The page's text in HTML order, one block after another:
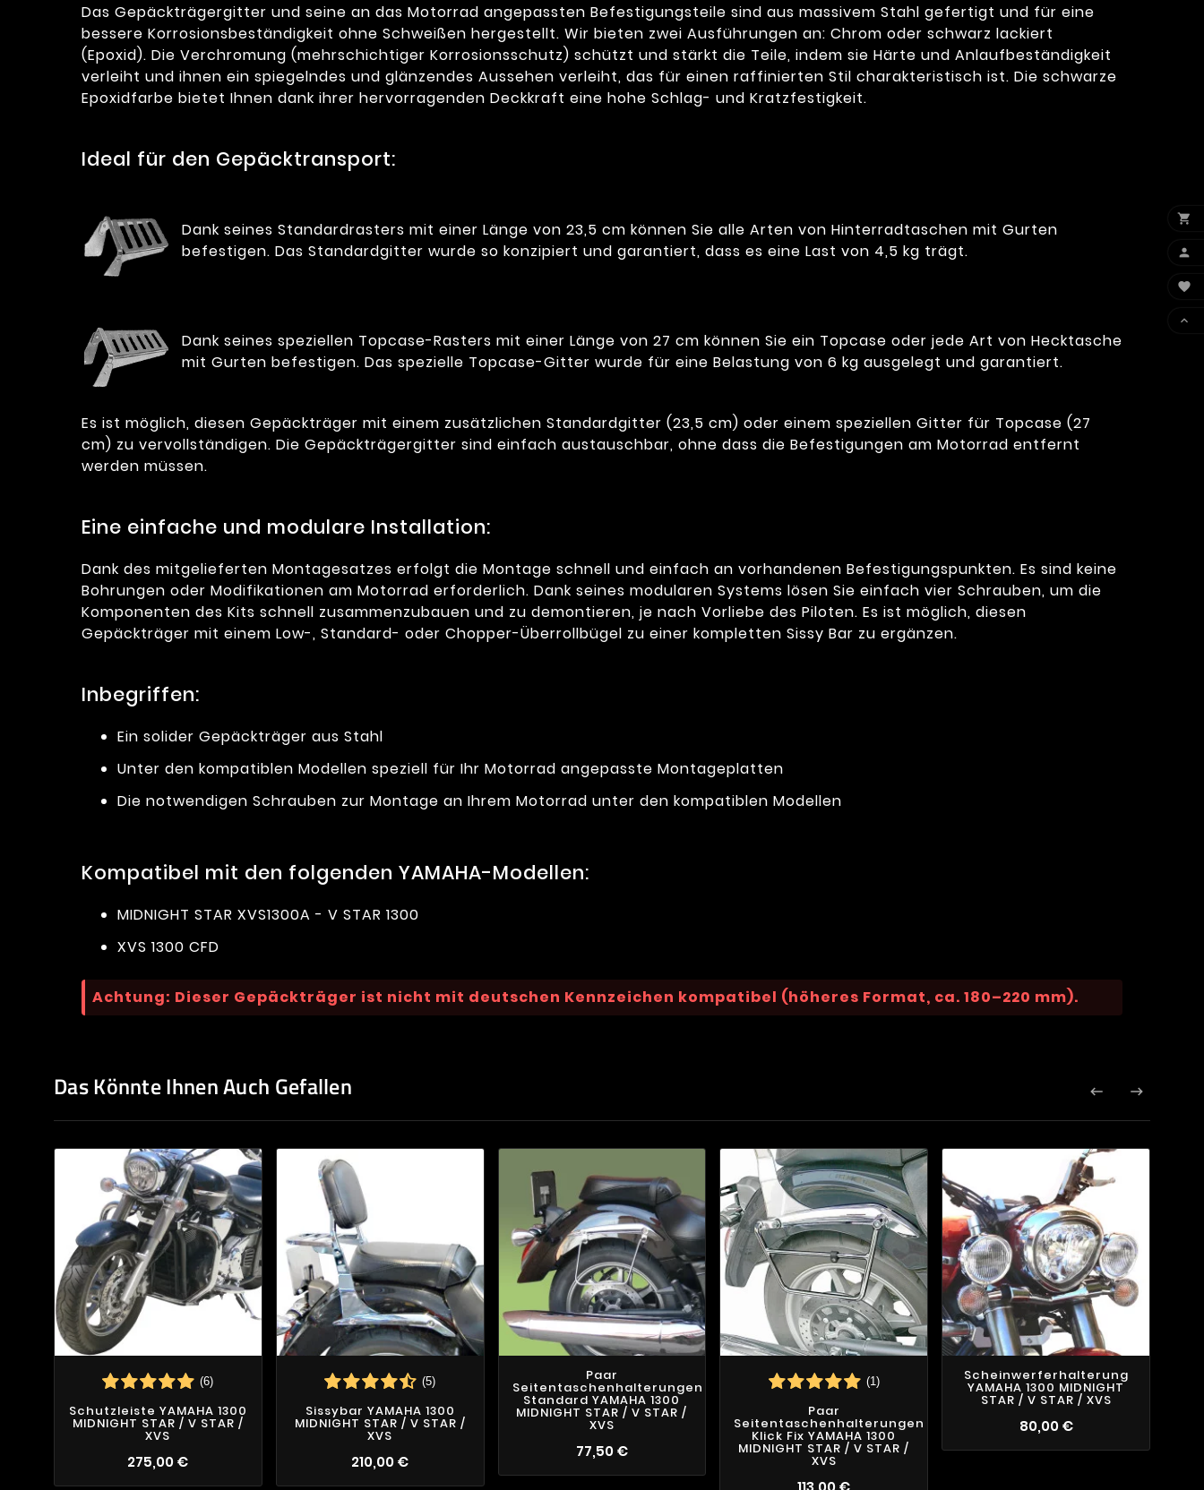
Das Gepäckträgergitter und seine an das Motorrad angepassten Befestigungsteile sind aus massivem Stahl gefertigt und für eine
bessere Korrosionsbeständigkeit ohne Schweißen hergestellt. Wir bieten zwei Ausführungen an: Chrom oder schwarz lackiert
(Epoxid). Die Verchromung (mehrschichtiger Korrosionsschutz) schützt und stärkt die Teile, indem sie Härte und Anlaufbeständigkeit
verleiht und ihnen ein spiegelndes und glänzendes Aussehen verleiht, das für einen raffinierten Stil charakteristisch ist. Die schwarze
Epoxidfarbe bietet Ihnen dank ihrer hervorragenden Deckkraft eine hohe Schlag- und Kratzfestigkeit.
Ideal für den Gepäcktransport:
Dank seines Standardrasters mit einer Länge von 23,5 cm können Sie alle Arten von Hinterradtaschen mit Gurten
befestigen. Das Standardgitter wurde so konzipiert und garantiert, dass es eine Last von 4,5 kg trägt.
Dank seines speziellen Topcase-Rasters mit einer Länge von 27 cm können Sie ein Topcase oder jede Art von Hecktasche
mit Gurten befestigen. Das spezielle Topcase-Gitter wurde für eine Belastung von 6 kg ausgelegt und garantiert.
Es ist möglich, diesen Gepäckträger mit einem zusätzlichen Standardgitter (23,5 cm) oder einem speziellen Gitter für Topcase (27
cm) zu vervollständigen. Die Gepäckträgergitter sind einfach austauschbar, ohne dass die Befestigungen am Motorrad entfernt
werden müssen.
Eine einfache und modulare Installation:
Dank des mitgelieferten Montagesatzes erfolgt die Montage schnell und einfach an vorhandenen Befestigungspunkten. Es sind keine
Bohrungen oder Modifikationen am Motorrad erforderlich. Dank seines modularen Systems lösen Sie einfach vier Schrauben, um die
Komponenten des Kits schnell zusammenzubauen und zu demontieren, je nach Vorliebe des Piloten. Es ist möglich, diesen
Gepäckträger mit einem Low-, Standard- oder Chopper-Überrollbügel zu einer kompletten Sissy Bar zu ergänzen.
Inbegriffen:
Ein solider Gepäckträger aus Stahl
Unter den kompatiblen Modellen speziell für Ihr Motorrad angepasste Montageplatten
Die notwendigen Schrauben zur Montage an Ihrem Motorrad unter den kompatiblen Modellen
Kompatibel mit den folgenden YAMAHA-Modellen:
MIDNIGHT STAR XVS1300A - V STAR 1300
XVS 1300 CFD
Achtung: Dieser Gepäckträger ist nicht mit deutschen Kennzeichen kompatibel (höheres Format, ca. 180–220 mm).
Das Könnte Ihnen Auch Gefallen  
(6)
Schutzleiste YAMAHA 1300
MIDNIGHT STAR / V STAR /
XVS
275,00 €
(5)
Sissybar YAMAHA 1300
MIDNIGHT STAR / V STAR /
XVS
210,00 €
Paar
Seitentaschenhalterungen
Standard YAMAHA 1300
MIDNIGHT STAR / V STAR /
XVS
77,50 €
(1)
Paar
Seitentaschenhalterungen
Klick Fix YAMAHA 1300
MIDNIGHT STAR / V STAR /
XVS
Scheinwerferhalterung
YAMAHA 1300 MIDNIGHT
STAR / V STAR / XVS
80,00 €



